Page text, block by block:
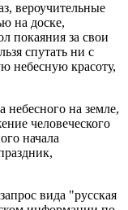
вероучительные
на доске,
покаяния за свои
спутать ни с
небесную красоту,
небесного на земле,
человеческого
начала
вида "русская